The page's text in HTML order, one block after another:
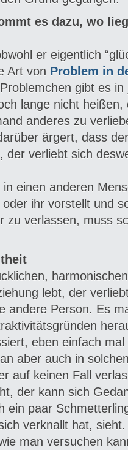
es dazu, wo
er eigentlich
Art von Problem in
gibt es
lange nicht heißen,
anderes zu
ärgert, dass
der verliebt sich
einen anderen
ihr vorstellt und
zu verlassen, muss
lebt, der
andere Person. Es
eben einfach
aber auch in
auf keinen Fall
der kann sich
ein paar
verknallt hat,
man versuchen